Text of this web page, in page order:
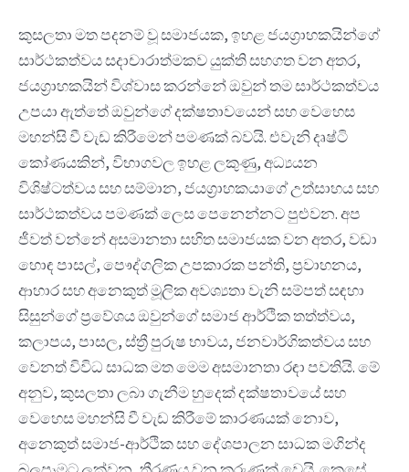
කුසලතා මත පදනම් වූ සමාජයක, ඉහළ ජයග්‍රාහකයින්ගේ
සාර්ථකත්වය සදාචාරාත්මකව යුක්ති සහගත වන අතර,
ජයග්‍රාහකයින් විශ්වාස කරන්නේ ඔවුන් තම සාර්ථකත්වය
උපයා ඇත්තේ ඔවුන්ගේ දක්ෂතාවයෙන් සහ වෙහෙස
මහන්සි වී වැඩ කිරීමෙන් පමණක් බවයි. එවැනි දෘෂ්ටි
කෝණයකින්, විභාගවල ඉහළ ලකුණු, අධ්‍යයන
විශිෂ්ටත්වය සහ සම්මාන, ජයග්‍රාහකයාගේ උත්සාහය සහ
සාර්ථකත්වය පමණක් ලෙස පෙනෙන්නට පුළුවන. අප
ජීවත් වන්නේ අසමානතා සහිත සමාජයක වන අතර, වඩා
හොඳ පාසල්, පෞද්ගලික උපකාරක පන්ති, ප්‍රවාහනය,
ආහාර සහ අනෙකුත් මූලික අවශ්‍යතා වැනි සම්පත් සඳහා
සිසුන්ගේ ප්‍රවේශය ඔවුන්ගේ සමාජ ආර්ථික තත්ත්වය,
කලාපය, පාසල, ස්ත්‍රී පුරුෂ භාවය, ජනවාර්ගිකත්වය සහ
වෙනත් විවිධ සාධක මත මෙම අසමානතා රඳා පවතියි. මේ
අනුව, කුසලතා ලබා ගැනීම හුදෙක් දක්ෂතාවයේ සහ
වෙහෙස මහන්සි වී වැඩ කිරීමේ කාරණයක් නොව,
අනෙකුත් සමාජ-ආර්ථික සහ දේශපාලන සාධක මගින්ද